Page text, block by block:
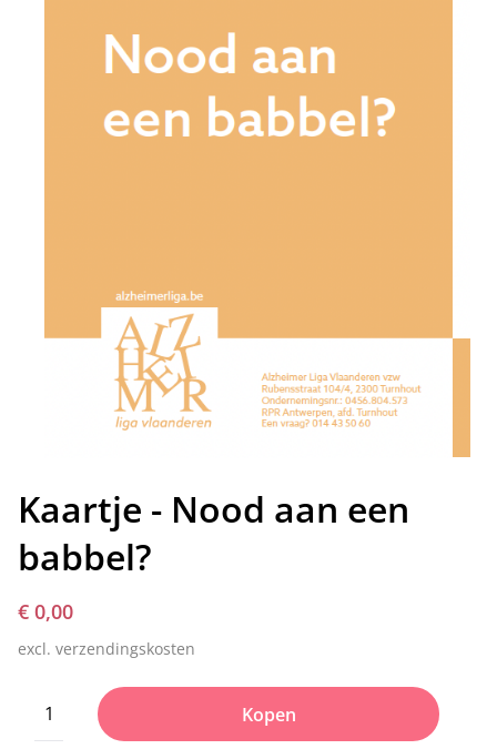
Kaartje - Nood aan een
babbel?
€ 0,00
excl. verzendingskosten
Kopen